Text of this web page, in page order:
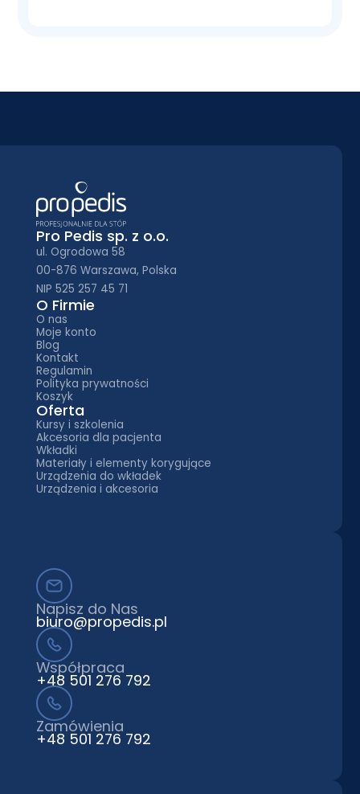
Pro Pedis sp. z o.o.
ul. Ogrodowa 58
00-876 Warszawa, Polska
NIP 525 257 45 71
O Firmie
O nas
Moje konto
Blog
Kontakt
Regulamin
Polityka prywatności
Koszyk
Oferta
Kursy i szkolenia
Akcesoria dla pacjenta
Wkładki
Materiały i elementy korygujące
Urządzenia do wkładek
Urządzenia i akcesoria
Napisz do Nas
biuro@propedis.pl
Współpraca
+48 501 276 792
Zamówienia
+48 501 276 792